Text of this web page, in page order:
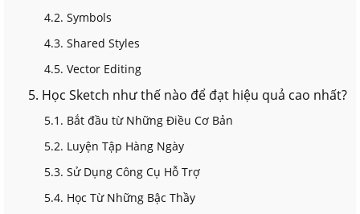
4.2. Symbols
4.3. Shared Styles
4.5. Vector Editing
5. Học Sketch như thế nào để đạt hiệu quả cao nhất?
5.1. Bắt đầu từ Những Điều Cơ Bản
5.2. Luyện Tập Hàng Ngày
5.3. Sử Dụng Công Cụ Hỗ Trợ
5.4. Học Từ Những Bậc Thầy